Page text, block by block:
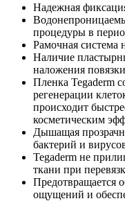
Надежная
процедуры в
Рамочная система
Наличие
наложения повязки
Пленка Tegaderm
регенерации
происходит
косметическим
Дышащая
бактерий и
Tegaderm не
ткани при
Предотвращается
ощущений и